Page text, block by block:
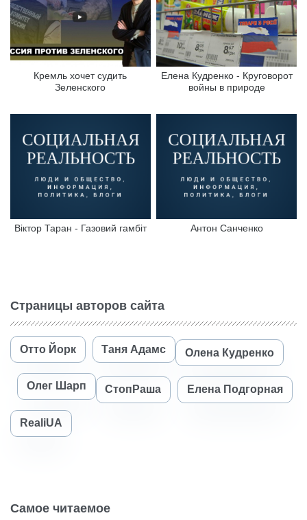
Кремль хочет судить
Зеленского
Елена Кудренко - Круговорот
войны в природе
Віктор Таран - Газовий гамбіт Антон Санченко
Страницы авторов сайта
Отто Йорк Таня Адамс Олена Кудренко
Олег Шарп СтопРаша Елена Подгорная
RealiUA
Самое читаемое